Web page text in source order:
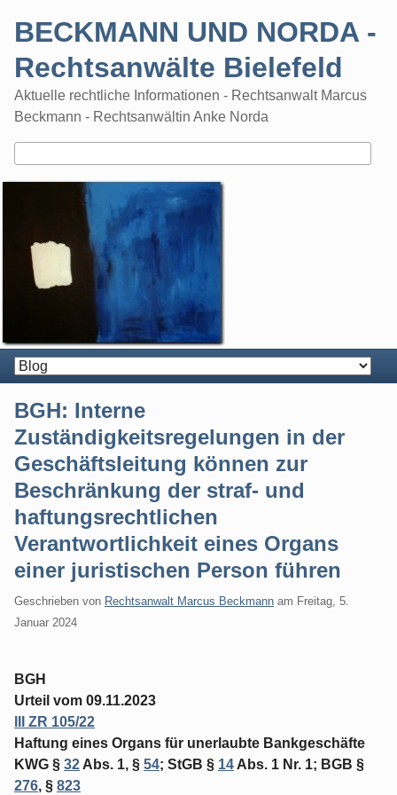
BECKMANN UND NORDA -
Rechtsanwälte Bielefeld
Aktuelle rechtliche Informationen - Rechtsanwalt Marcus
Beckmann - Rechtsanwältin Anke Norda
BGH: Interne
Zuständigkeitsregelungen in der
Geschäftsleitung können zur
Beschränkung der straf- und
haftungsrechtlichen
Verantwortlichkeit eines Organs
einer juristischen Person führen
Geschrieben von Rechtsanwalt Marcus Beckmann am Freitag, 5.
Januar 2024
BGH
Urteil vom 09.11.2023
III ZR 105/22
Haftung eines Organs für unerlaubte Bankgeschäfte
KWG § 32 Abs. 1, § 54; StGB § 14 Abs. 1 Nr. 1; BGB §
276, § 823